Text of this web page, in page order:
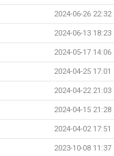
2024-06-26 22:32
2024-06-13 18:23
2024-05-17 14:06
2024-04-25 17:01
2024-04-22 21:03
2024-04-15 21:28
2024-04-02 17:51
2023-10-08 11:37